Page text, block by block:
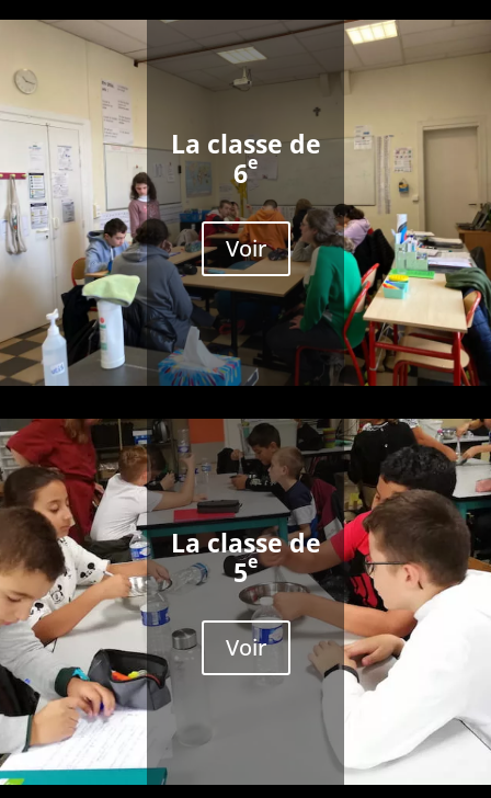
La classe de
6e
Voir
La classe de
5e
Voir